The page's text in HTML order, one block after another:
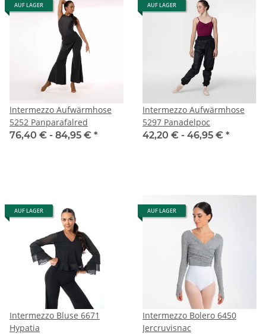
AUF LAGER
Intermezzo Aufwärmhose
5252 Panparafalred
76,40 € - 84,95 € *
AUF LAGER
Intermezzo Aufwärmhose
5297 Panadelpoc
42,20 € - 46,95 € *
AUF LAGER
Intermezzo Bluse 6671
Hypatia
AUF LAGER
Intermezzo Bolero 6450
Jercruvisnac